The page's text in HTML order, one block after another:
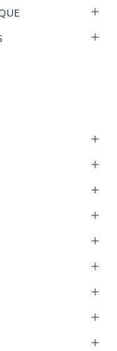










